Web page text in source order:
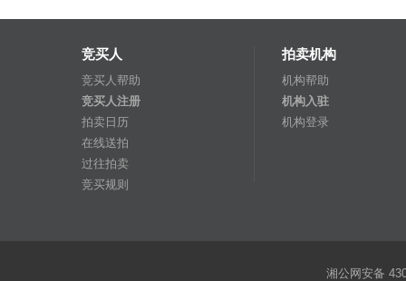
竞买人
竞买人帮助
竞买人注册
拍卖日历
在线送拍
过往拍卖
竞买规则
拍卖机构
机构帮助
机构入驻
机构登录
湘公网安备